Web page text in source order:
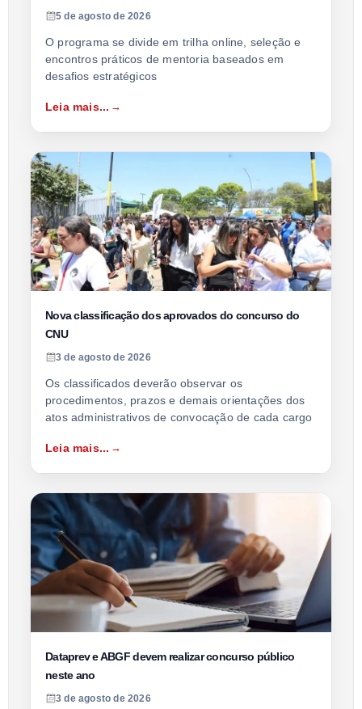
5 de agosto de 2026
O programa se divide em trilha online, seleção e
encontros práticos de mentoria baseados em
desafios estratégicos
Leia mais...
Nova classificação dos aprovados do concurso do
CNU
3 de agosto de 2026
Os classificados deverão observar os
procedimentos, prazos e demais orientações dos
atos administrativos de convocação de cada cargo
Leia mais...
Dataprev e ABGF devem realizar concurso público
neste ano
3 de agosto de 2026